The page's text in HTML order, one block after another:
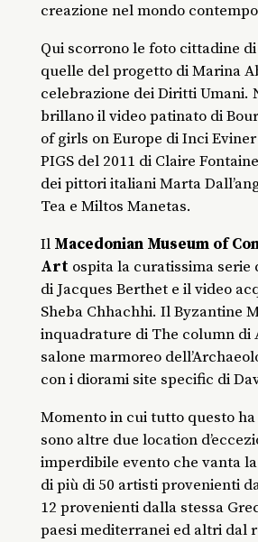
creazione nel mondo
Qui scorrono le foto cittadine
quelle del progetto di Marina
celebrazione dei Diritti Umani.
brillano il video patinato di
of girls on Europe di Inci
PIGS del 2011 di Claire
dei pittori italiani Marta
Tea e Miltos Manetas.
Il Macedonian Museum of
Artospita la curatissima serie
di Jacques Berthet e il video
Sheba Chhachhi. Il Byzantine
inquadrature di The column di
salone marmoreo
con i diorami site specific di
Momento in cui tutto questo ha
sono altre due location
imperdibile evento che vanta
di più di 50 artisti provenienti
12 provenienti dalla stessa
paesi mediterranei ed altri dal